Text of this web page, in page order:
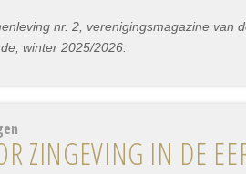
nr. 2, verenigingsmagazine van
winter 2025/2026.
ZINGEVING IN DE